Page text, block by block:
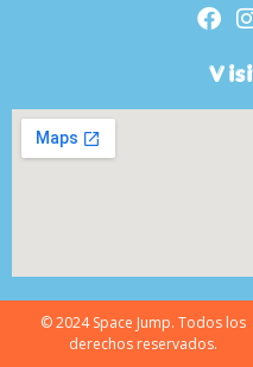
© 2024 Space Jump. Todos los
derechos reservados.